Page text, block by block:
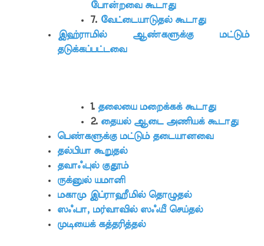
போன்றவை கூடாது
7. வேட்டையாடுதல் கூடாது
இஹ்ராமில் ஆண்களுக்கு மட்டும்
தடுக்கப்பட்டவை
1. தலையை மறைக்கக் கூடாது
2. தையல் ஆடை அணியக் கூடாது
பெண்களுக்கு மட்டும் தடையானவை
தல்பியா கூறுதல்
தவாஃபுல் குதூம்
ருக்னுல் யமானி
மகாமு இப்ராஹீமில் தொழுதல்
ஸஃபா, மர்வாவில் ஸஃயீ செய்தல்
முடியைக் கத்தரித்தல்